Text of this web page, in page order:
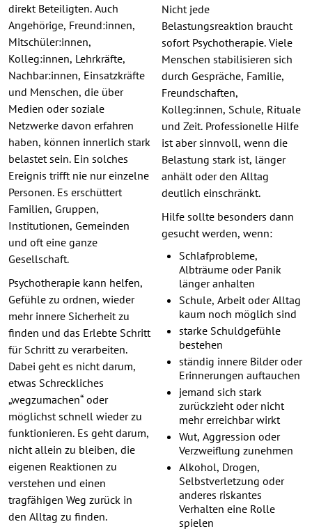
direkt Beteiligten. Auch
Angehörige, Freund:innen,
Mitschüler:innen,
Kolleg:innen, Lehrkräfte,
Nachbar:innen, Einsatzkräfte
und Menschen, die über
Medien oder soziale
Netzwerke davon erfahren
haben, können innerlich stark
belastet sein. Ein solches
Ereignis trifft nie nur einzelne
Personen. Es erschüttert
Familien, Gruppen,
Institutionen, Gemeinden
und oft eine ganze
Gesellschaft.
Psychotherapie kann helfen,
Gefühle zu ordnen, wieder
mehr innere Sicherheit zu
finden und das Erlebte Schritt
für Schritt zu verarbeiten.
Dabei geht es nicht darum,
etwas Schreckliches
„wegzumachen“ oder
möglichst schnell wieder zu
funktionieren. Es geht darum,
nicht allein zu bleiben, die
eigenen Reaktionen zu
verstehen und einen
tragfähigen Weg zurück in
den Alltag zu finden.
Nicht jede
Belastungsreaktion braucht
sofort Psychotherapie. Viele
Menschen stabilisieren sich
durch Gespräche, Familie,
Freundschaften,
Kolleg:innen, Schule, Rituale
und Zeit. Professionelle Hilfe
ist aber sinnvoll, wenn die
Belastung stark ist, länger
anhält oder den Alltag
deutlich einschränkt.
Hilfe sollte besonders dann
gesucht werden, wenn:
Schlafprobleme,
Albträume oder Panik
länger anhalten
Schule, Arbeit oder Alltag
kaum noch möglich sind
starke Schuldgefühle
bestehen
ständig innere Bilder oder
Erinnerungen auftauchen
jemand sich stark
zurückzieht oder nicht
mehr erreichbar wirkt
Wut, Aggression oder
Verzweiflung zunehmen
Alkohol, Drogen,
Selbstverletzung oder
anderes riskantes
Verhalten eine Rolle
spielen